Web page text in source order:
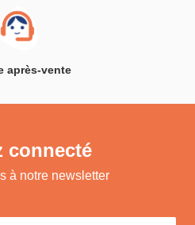
après-vente
connecté
à notre newsletter